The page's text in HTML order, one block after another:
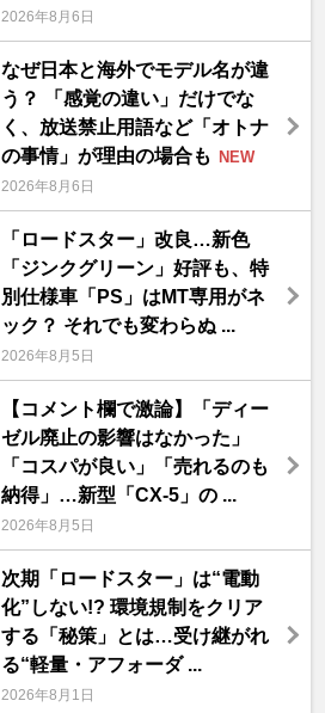
2026年8月6日
なぜ日本と海外でモデル名が違
う？ 「感覚の違い」だけでな
く、放送禁止用語など「オトナ
の事情」が理由の場合も
NEW
2026年8月6日
「ロードスター」改良…新色
「ジンクグリーン」好評も、特
別仕様車「PS」はMT専用がネ
ック？ それでも変わらぬ ...
2026年8月5日
【コメント欄で激論】「ディー
ゼル廃止の影響はなかった」
「コスパが良い」「売れるのも
納得」…新型「CX-5」の ...
2026年8月5日
次期「ロードスター」は“電動
化”しない!? 環境規制をクリア
する「秘策」とは…受け継がれ
る“軽量・アフォーダ ...
2026年8月1日